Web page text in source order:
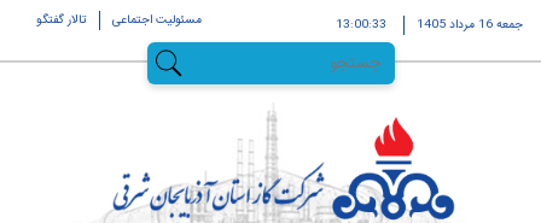
جمعه 16 مرداد 1405 13:00:34 مسئولیت اجتماعی تالار گفتگو